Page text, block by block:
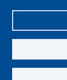
Tietoa evästeistä